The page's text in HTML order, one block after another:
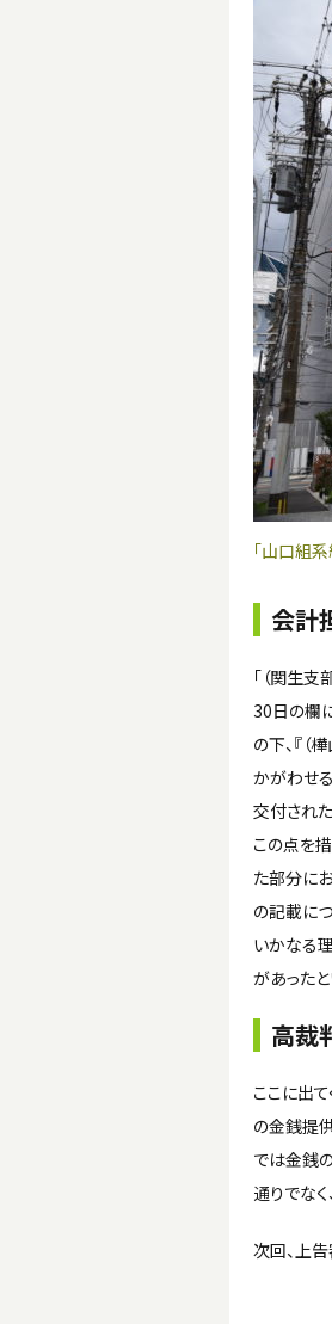
「山口組
会計
「（関生
30日の欄
の下、『
かがわせ
交付され
この点を
た部分に
の記載に
いかなる
があった
高裁
ここに出
の金銭提
では金銭
通りでな
次回、上